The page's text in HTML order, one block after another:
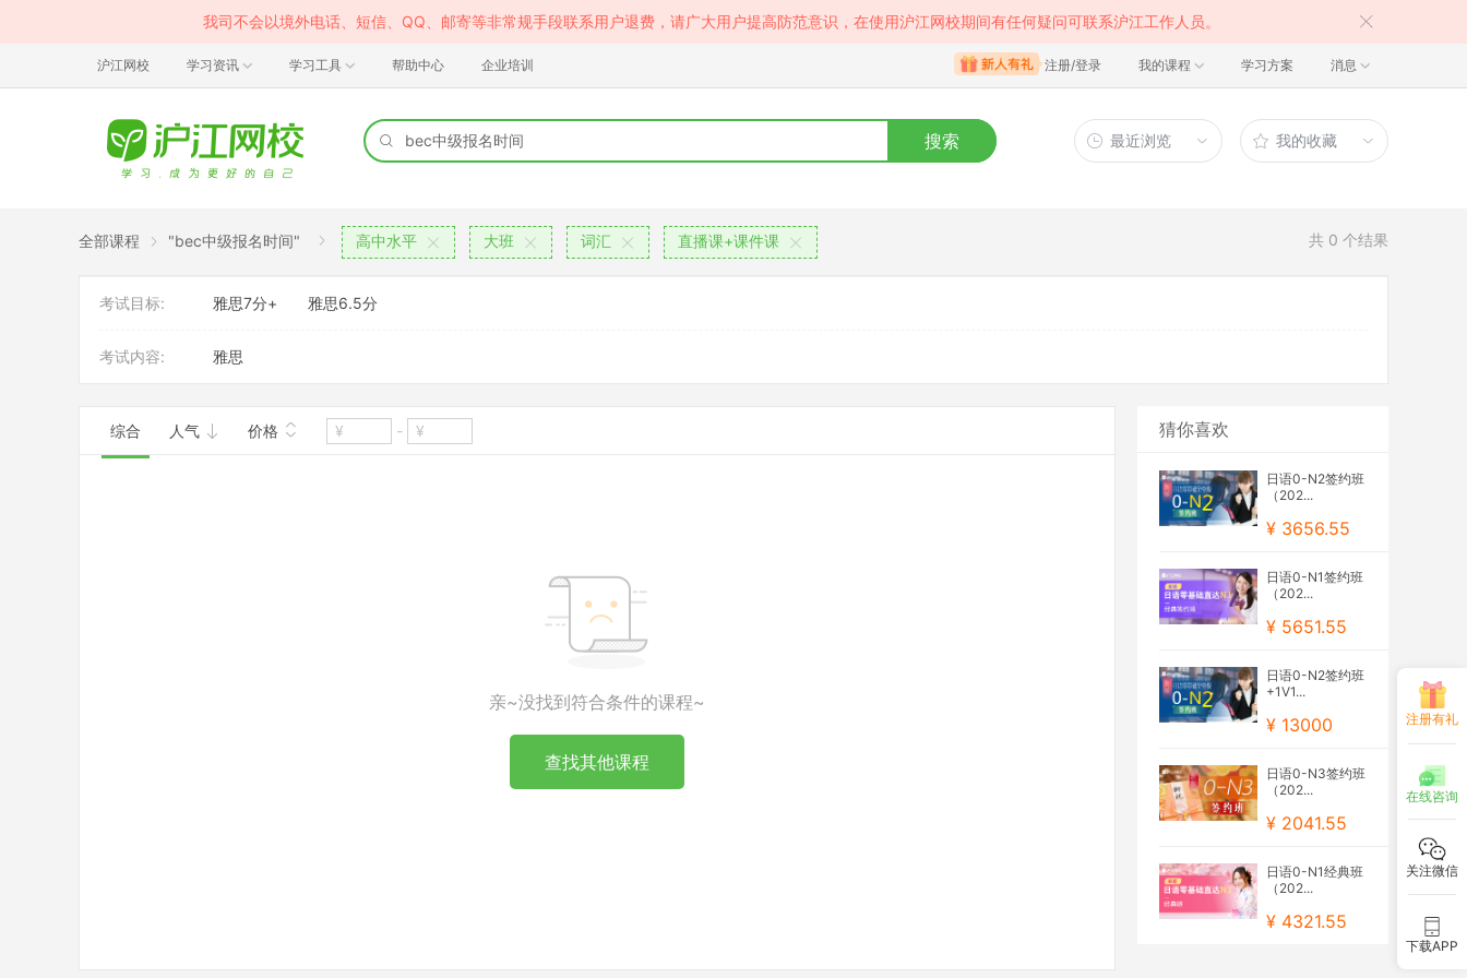
我司不会以境外电话、短信、QQ、邮寄等非常规手段联系用户退费，请广大用户提高防范意识，在使用沪江网校期间有任何疑问可联系沪江工作人员。
沪江网校 学习资讯 学习工具 帮助中心 企业培训 注册/登录 我的课程 学习方案 消息
搜索 最近浏览 我的收藏
全部课程 "bec中级报名时间" 高中水平 大班 词汇 直播课+课件课 共 0 个结果
考试目标: 雅思7分+ 雅思6.5分
考试内容: 雅思
综合 人气 价格 -
亲~没找到符合条件的课程~
查找其他课程
猜你喜欢
日语0-N2签约班
（202...
¥ 3656.55
日语0-N1签约班
（202...
¥ 5651.55
日语0-N2签约班
+1V1...
¥ 13000
日语0-N3签约班
（202...
¥ 2041.55
日语0-N1经典班
（202...
¥ 4321.55
注册有礼
在线咨询
关注微信
下载APP